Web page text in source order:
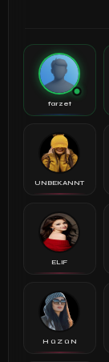
farzet
UNBEKANNT
ELiF
H ü Z ü N